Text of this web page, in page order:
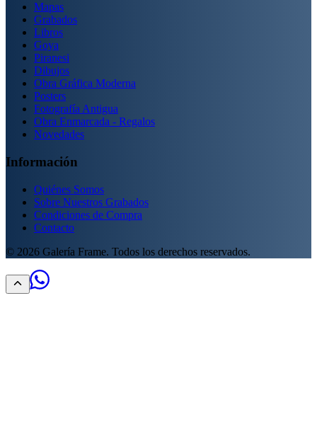
Mapas
Grabados
Libros
Goya
Piranesi
Dibujos
Obra Gráfica Moderna
Posters
Fotografía Antigua
Obra Enmarcada - Regalos
Novedades
Información
Quiénes Somos
Sobre Nuestros Grabados
Condiciones de Compra
Contacto
© 2026 Galería Frame. Todos los derechos reservados.